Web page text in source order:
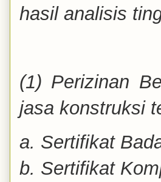
hasil analisis
(1) Perizinan
jasa konstruksi
a. Sertifikat
b. Sertifikat